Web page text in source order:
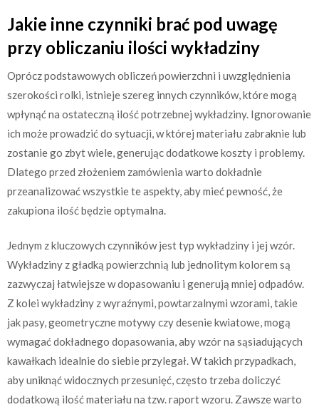
Jakie inne czynniki brać pod uwagę
przy obliczaniu ilości wykładziny
Oprócz podstawowych obliczeń powierzchni i uwzględnienia
szerokości rolki, istnieje szereg innych czynników, które mogą
wpłynąć na ostateczną ilość potrzebnej wykładziny. Ignorowanie
ich może prowadzić do sytuacji, w której materiału zabraknie lub
zostanie go zbyt wiele, generując dodatkowe koszty i problemy.
Dlatego przed złożeniem zamówienia warto dokładnie
przeanalizować wszystkie te aspekty, aby mieć pewność, że
zakupiona ilość będzie optymalna.
Jednym z kluczowych czynników jest typ wykładziny i jej wzór.
Wykładziny z gładką powierzchnią lub jednolitym kolorem są
zazwyczaj łatwiejsze w dopasowaniu i generują mniej odpadów.
Z kolei wykładziny z wyraźnymi, powtarzalnymi wzorami, takie
jak pasy, geometryczne motywy czy desenie kwiatowe, mogą
wymagać dokładnego dopasowania, aby wzór na sąsiadujących
kawałkach idealnie do siebie przylegał. W takich przypadkach,
aby uniknąć widocznych przesunięć, często trzeba doliczyć
dodatkową ilość materiału na tzw. raport wzoru. Zawsze warto